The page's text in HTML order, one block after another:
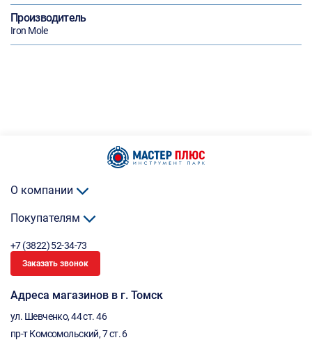
Производитель
Iron Mole
О компании
Покупателям
+7 (3822) 52-34-73
Заказать звонок
Адреса магазинов в г. Томск
ул. Шевченко, 44 ст. 46
пр-т Комсомольский, 7 ст. 6